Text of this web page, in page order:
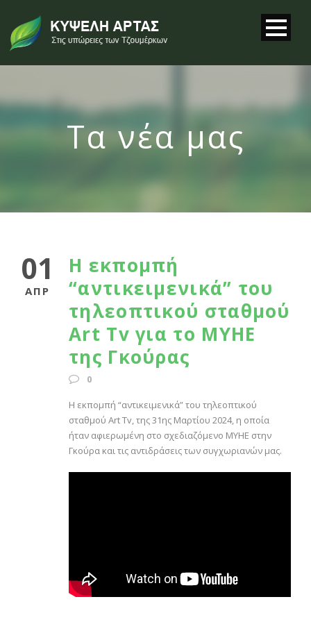
Τα νέα μας
01
ΑΠΡ
Η εκπομπή
“αντικειμενικά” του
τηλεοπτικού σταθμού
Art Tv για το ΜΥΗΕ
της Γκούρας
0
Η εκπομπή “αντικειμενικά” του τηλεοπτικού
σταθμού Art Tv, της 31ης Μαρτίου 2024, η οποία
ήταν αφιερωμένη στο σχεδιαζόμενο ΜΥΗΕ στην
Γκούρα και τις αντιδράσεις των συγχωριανών μας.